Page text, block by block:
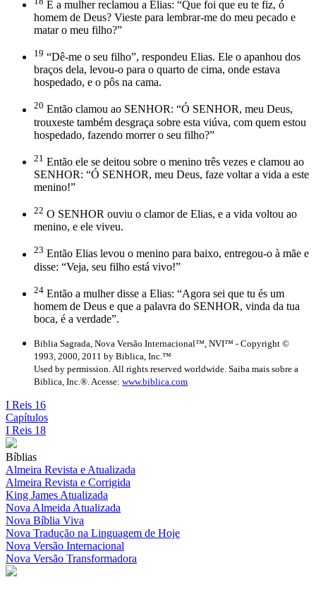
E a mulher reclamou a Elias: “Que foi que eu te fiz, ó
homem de Deus? Vieste para lembrar-me do meu pecado e
matar o meu filho?”
19 “Dê-me o seu filho”, respondeu Elias. Ele o apanhou dos
braços dela, levou-o para o quarto de cima, onde estava
hospedado, e o pôs na cama.
20 Então clamou ao SENHOR: “Ó SENHOR, meu Deus,
trouxeste também desgraça sobre esta viúva, com quem estou
hospedado, fazendo morrer o seu filho?”
21 Então ele se deitou sobre o menino três vezes e clamou ao
SENHOR: “Ó SENHOR, meu Deus, faze voltar a vida a este
menino!”
22 O SENHOR ouviu o clamor de Elias, e a vida voltou ao
menino, e ele viveu.
23 Então Elias levou o menino para baixo, entregou-o à mãe e
disse: “Veja, seu filho está vivo!”
24 Então a mulher disse a Elias: “Agora sei que tu és um
homem de Deus e que a palavra do SENHOR, vinda da tua
boca, é a verdade”.
Biblia Sagrada, Nova Versão Internacional™, NVI™ - Copyright ©
1993, 2000, 2011 by Biblica, Inc.™
Used by permission. All rights reserved worldwide. Saiba mais sobre a
Biblica, Inc.®. Acesse: www.biblica.com
I Reis 16
Capítulos
I Reis 18
Bíblias
Almeira Revista e Atualizada
Almeira Revista e Corrigida
King James Atualizada
Nova Almeida Atualizada
Nova Bíblia Viva
Nova Tradução na Linguagem de Hoje
Nova Versão Internacional
Nova Versão Transformadora